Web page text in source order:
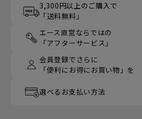
3,300円以上のご購入で
「送料無料」
エース直営ならではの
「アフターサービス」
会員登録でさらに
「便利にお得にお買い物」を
選べるお支払い方法